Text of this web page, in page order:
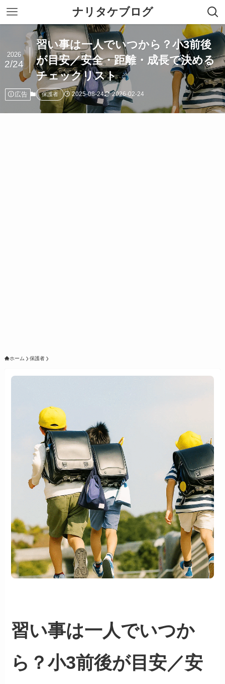
ナリタケブログ
習い事は一人でいつから？小3前後
が目安／安全・距離・成長で決める
チェックリスト
2026
2/24
広告 保護者 2025-08-24 2026-02-24
ホーム 保護者
習い事は一人でいつか
ら？小3前後が目安／安